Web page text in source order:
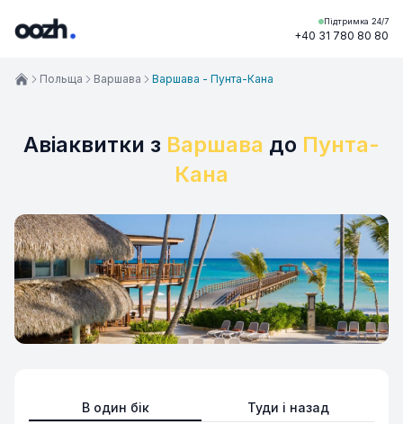
Підтримка 24/7
+40 31 780 80 80
Авіаквитки з Варшава до Пунта-
Кана
В один бік Туди і назад
Польща Варшава Варшава - Пунта-Кана